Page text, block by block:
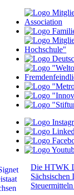
Die HTWK
Sächsischen